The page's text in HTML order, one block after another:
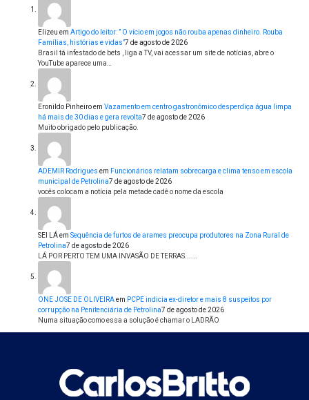
Elizeu em Artigo do leitor: ” O vício em jogos não rouba apenas dinheiro. Rouba
Famílias, histórias e vidas”7 de agosto de 2026
Brasil tá infestado de bets , liga a TV, vai acessar um site de notícias, abre o
YouTube aparece uma…
Eronildo Pinheiroem Vazamento em centro gastronômico desperdiça água limpa
há mais de 30 dias e gera revolta7 de agosto de 2026
Muito obrigado pelo publicação.
ADEMIR Rodrigues em Funcionários relatam sobrecarga e clima tenso em escola
municipal de Petrolina7 de agosto de 2026
vocês colocam a notícia pela metade cadê o nome da escola
SEI LÁem Sequência de furtos de arames preocupa produtores na Zona Rural de
Petrolina7 de agosto de 2026
LÁ POR PERTO TEM UMA INVASÃO DE TERRAS......
ONE JOSE DE OLIVEIRAem PCPE indicia ex-diretor e mais 8 suspeitos por
corrupção na Penitenciária de Petrolina7 de agosto de 2026
Numa situação como essa a solução é chamar o LADRÃO